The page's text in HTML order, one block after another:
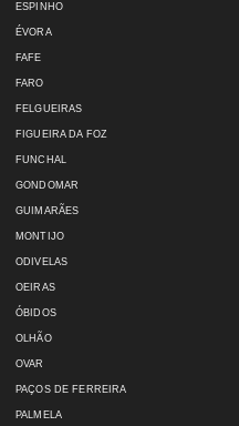
ESPINHO
ÉVORA
FAFE
FARO
FELGUEIRAS
FIGUEIRA DA FOZ
FUNCHAL
GONDOMAR
GUIMARÃES
MONTIJO
ODIVELAS
OEIRAS
ÓBIDOS
OLHÃO
OVAR
PAÇOS DE FERREIRA
PALMELA